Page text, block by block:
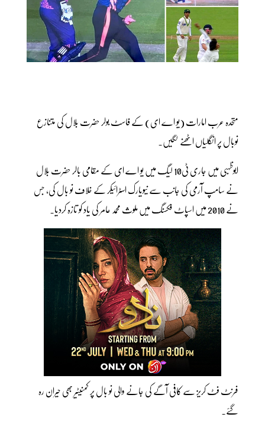
متحدہ عرب امارات (یو اے ای) کے فاسٹ بولر حضرت بلال کی متنازع
نوبال پر انگلیاں اٹھنے لگیں۔
ابوظہبی میں جاری ٹی10 لیگ میں یو اے ای کے مقامی بالر حضرت بلال
نے سامپ آرمی کی جانب سے نیویارک اسٹرائیکر کے خلاف نو بال کی، جس
نے 2010 میں اسپاٹ فکسنگ میں ملوث محمد عامر کی یاد کو تازہ کردیا۔
فرنٹ فٹ کریز سے کافی آگے کی جانے والی نو بال پر کمنیٹیر بھی حیران رہ
گئے۔